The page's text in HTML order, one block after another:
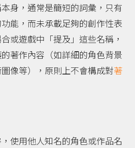
身，通常是簡短的詞彙，只有
能，而未承載足夠的創作性表
或遊戲中「提及」這些名稱，
著作內容（如詳細的角色背景
像等），原則上不會構成對著
使用他人知名的角色或作品名